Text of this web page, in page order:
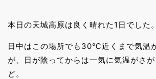
本日の天城高原は良く晴れた1日でした。
日中はこの場所でも30℃近くまで気温
が、日が陰ってからは一気に気温がさ
ど。